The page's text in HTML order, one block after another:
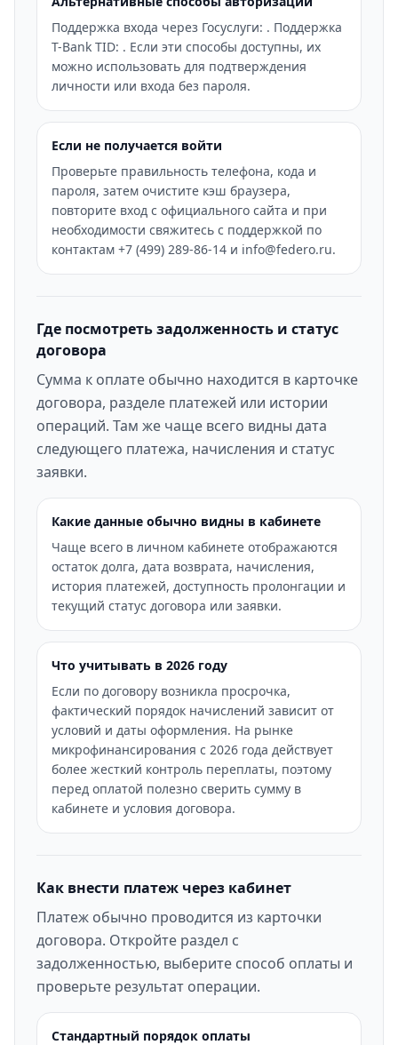
Поддержка входа через Госуслуги: . Поддержка
T-Bank TID: . Если эти способы доступны, их
можно использовать для подтверждения
личности или входа без пароля.
Если не получается войти
Проверьте правильность телефона, кода и
пароля, затем очистите кэш браузера,
повторите вход с официального сайта и при
необходимости свяжитесь с поддержкой по
контактам +7 (499) 289-86-14 и info@federo.ru.
Где посмотреть задолженность и статус
договора
Сумма к оплате обычно находится в карточке
договора, разделе платежей или истории
операций. Там же чаще всего видны дата
следующего платежа, начисления и статус
заявки.
Какие данные обычно видны в кабинете
Чаще всего в личном кабинете отображаются
остаток долга, дата возврата, начисления,
история платежей, доступность пролонгации и
текущий статус договора или заявки.
Что учитывать в 2026 году
Если по договору возникла просрочка,
фактический порядок начислений зависит от
условий и даты оформления. На рынке
микрофинансирования с 2026 года действует
более жесткий контроль переплаты, поэтому
перед оплатой полезно сверить сумму в
кабинете и условия договора.
Как внести платеж через кабинет
Платеж обычно проводится из карточки
договора. Откройте раздел с
задолженностью, выберите способ оплаты и
проверьте результат операции.
Стандартный порядок оплаты